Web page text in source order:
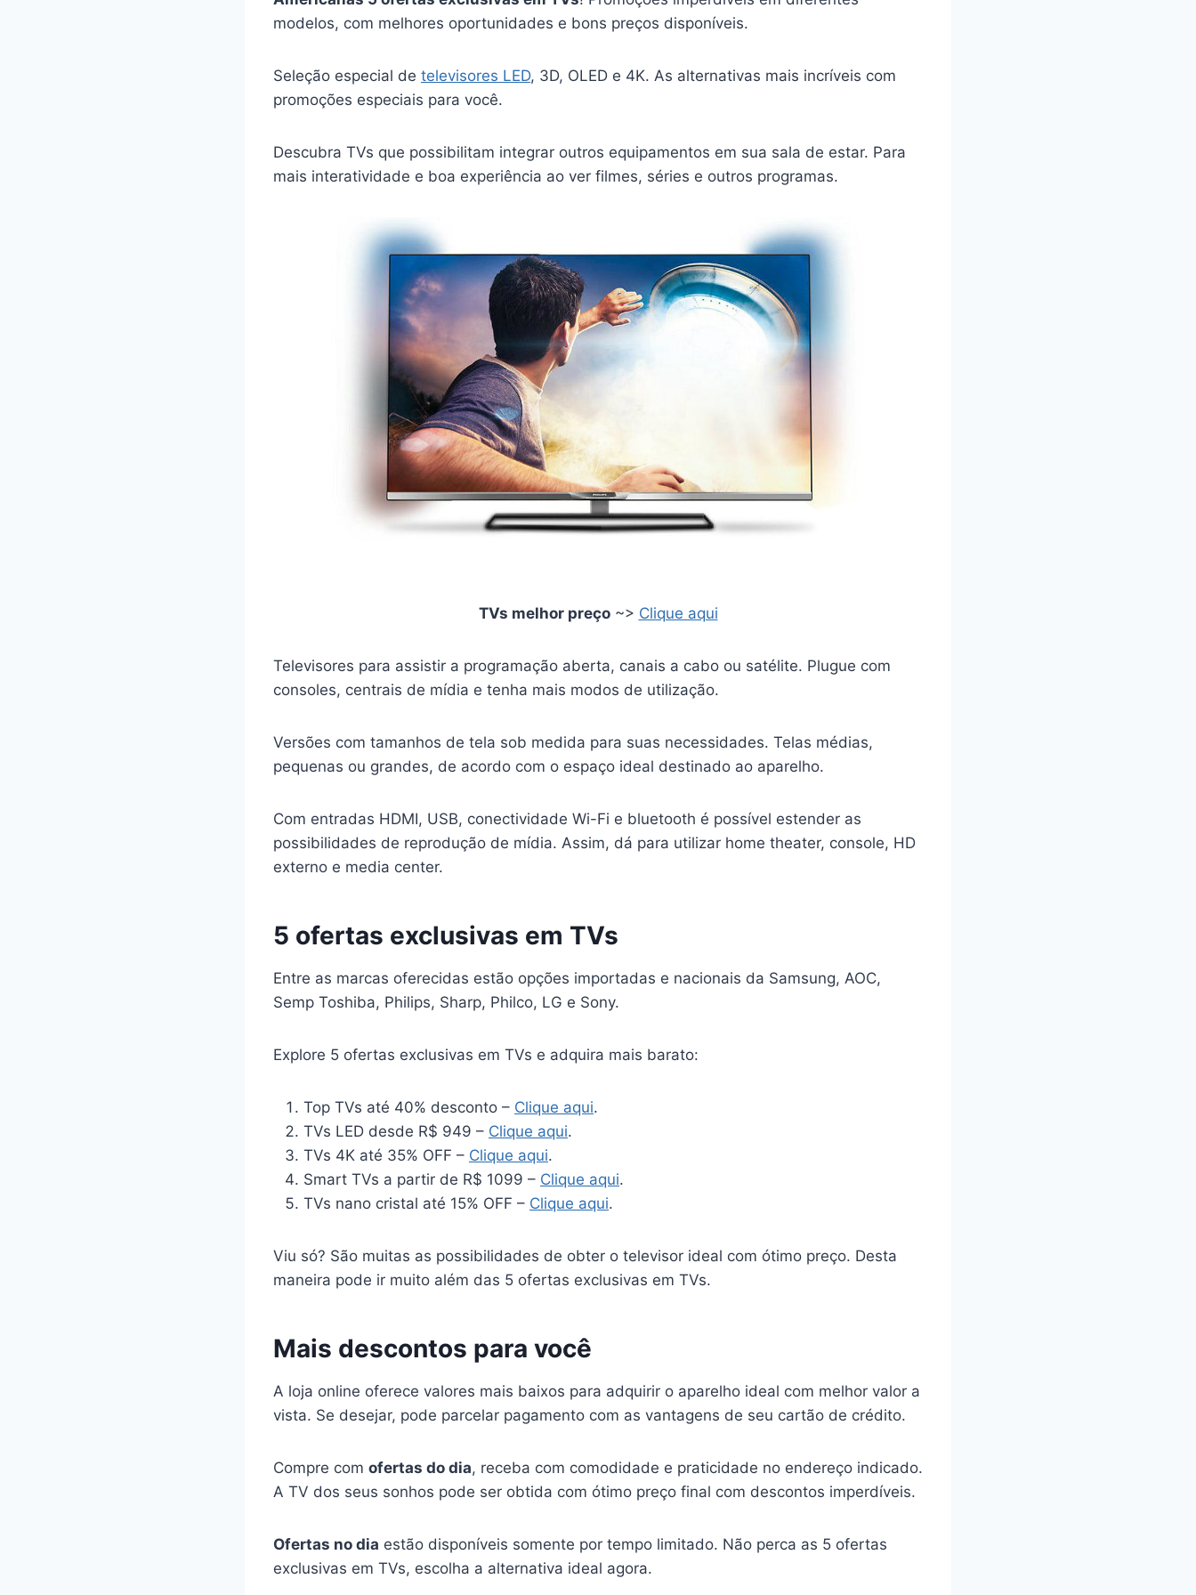
modelos, com melhores oportunidades e bons preços disponíveis.
Seleção especial de televisores LED, 3D, OLED e 4K. As alternativas mais incríveis com
promoções especiais para você.
Descubra TVs que possibilitam integrar outros equipamentos em sua sala de estar. Para
mais interatividade e boa experiência ao ver filmes, séries e outros programas.
TVs melhor preço~> Clique aqui
Televisores para assistir a programação aberta, canais a cabo ou satélite. Plugue com
consoles, centrais de mídia e tenha mais modos de utilização.
Versões com tamanhos de tela sob medida para suas necessidades. Telas médias,
pequenas ou grandes, de acordo com o espaço ideal destinado ao aparelho.
Com entradas HDMI, USB, conectividade Wi-Fi e bluetooth é possível estender as
possibilidades de reprodução de mídia. Assim, dá para utilizar home theater, console, HD
externo e media center.
5 ofertas exclusivas em TVs
Entre as marcas oferecidas estão opções importadas e nacionais da Samsung, AOC,
Semp Toshiba, Philips, Sharp, Philco, LG e Sony.
Explore 5 ofertas exclusivas em TVs e adquira mais barato:
Top TVs até 40% desconto – Clique aqui.
TVs LED desde R$ 949 – Clique aqui.
TVs 4K até 35% OFF – Clique aqui.
Smart TVs a partir de R$ 1099 – Clique aqui.
TVs nano cristal até 15% OFF – Clique aqui.
Viu só? São muitas as possibilidades de obter o televisor ideal com ótimo preço. Desta
maneira pode ir muito além das 5 ofertas exclusivas em TVs.
Mais descontos para você
A loja online oferece valores mais baixos para adquirir o aparelho ideal com melhor valor a
vista. Se desejar, pode parcelar pagamento com as vantagens de seu cartão de crédito.
Compre com ofertas do dia, receba com comodidade e praticidade no endereço indicado.
A TV dos seus sonhos pode ser obtida com ótimo preço final com descontos imperdíveis.
Ofertas no dia estão disponíveis somente por tempo limitado. Não perca as 5 ofertas
exclusivas em TVs, escolha a alternativa ideal agora.